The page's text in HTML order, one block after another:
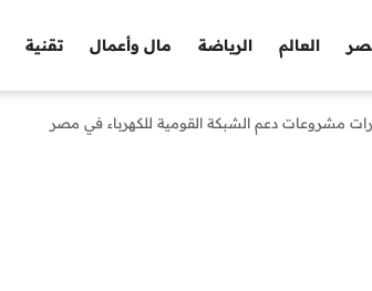
العالم الرياضة مال وأعمال تقنية
مشروعات دعم الشبكة القومية للكهرباء في مصر